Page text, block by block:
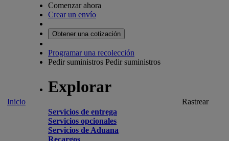
Inicio
Comenzar ahora
Crear un envío
Obtener una cotización
Programar una recolección
Pedir suministros Pedir suministros
Explorar
Servicios de entrega
Servicios opcionales
Servicios de Aduana
Recargos
Rastrear